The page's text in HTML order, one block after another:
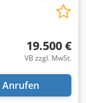
19.500 €
VB zzgl. MwSt.
Anrufen